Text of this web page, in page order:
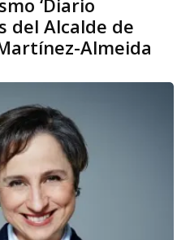
del Alcalde de
Almeida